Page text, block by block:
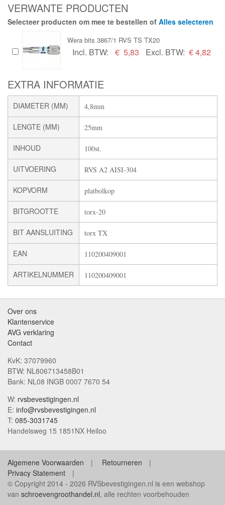
VERWANTE PRODUCTEN
Selecteer producten om mee te bestellen of Alles selecteren
Wera bits 3867/1 RVS TS TX20
Incl. BTW: € 5,83 Excl. BTW: € 4,82
EXTRA INFORMATIE
DIAMETER (MM) 4,8mm
LENGTE (MM) 25mm
INHOUD 100st.
UITVOERING RVS A2 AISI-304
KOPVORM platbolkop
BITGROOTTE torx-20
BIT AANSLUITING torx TX
EAN 110200409001
ARTIKELNUMMER 110200409001
Over ons
Klantenservice
AVG verklaring
Contact
KvK: 37079960
BTW: NL806713458B01
Bank: NL08 INGB 0007 7670 54
W: rvsbevestigingen.nl
E: info@rvsbevestigingen.nl
T: 085-3031745
Handelsweg 15 1851NX Heiloo
Algemene Voorwaarden
Retourneren
Privacy Statement
© Copyright 2014 - 2026 RVSbevestigingen.nl is een webshop
van schroevengroothandel.nl, alle rechten voorbehouden